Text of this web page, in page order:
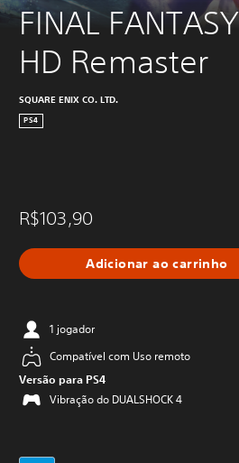
FINAL
HD Remaster
SQUARE ENIX CO. LTD.
PS4
R$103,90
Adicionar ao carrinho
1 jogador
Compatível com Uso remoto
Versão para PS4
Vibração do DUALSHOCK 4